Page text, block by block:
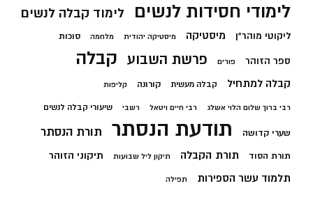
לימודי חסידות לנשים לימוד קבלה לנשים
ליקוטי מוהר"ן מיסטיקה מיסטיקה יהודית מלחמה סוכות
ספר הזוהר פורים פרשת השבוע קבלה
קבלה למתחיל קבלה מעשית קורונה קליפות
רבי ברוך שלום הלוי אשלג רבי חיים ויטאל רשבי שיעורי קבלה לנשים
שערי קדושה תודעת הנסתר תורת הנסתר
תורת הסוד תורת הקבלה תיקון ליל שבועות תיקוני הזוהר
תלמוד עשר הספירות תפילה